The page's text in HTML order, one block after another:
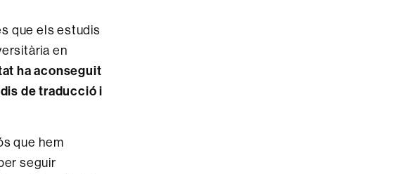
que els estudis
en
ha aconseguit
de traducció i
que hem
seguir